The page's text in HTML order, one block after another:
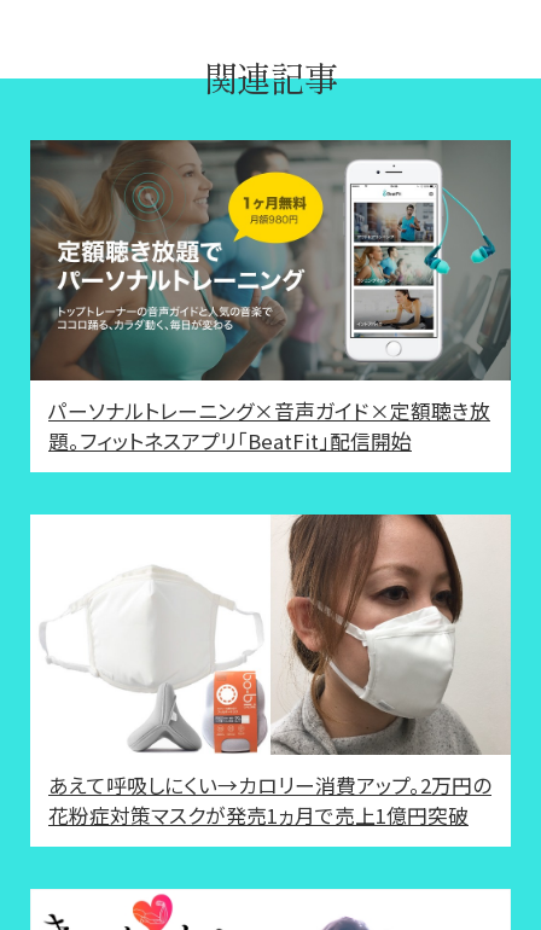
関連記事
パーソナルトレーニング×音声ガイド×定額聴き放
題。フィットネスアプリ「BeatFit」配信開始
あえて呼吸しにくい→カロリー消費アップ。2万円の
花粉症対策マスクが発売1ヵ月で売上1億円突破